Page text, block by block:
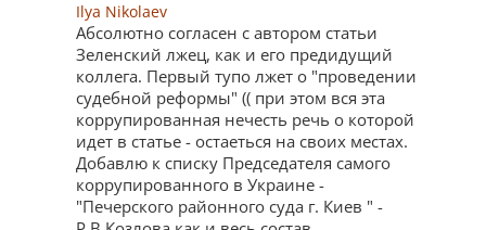
Ilya Nikolaev
Абсолютно согласен с автором статьи
Зеленский лжец, как и его предидущий
коллега. Первый тупо лжет о "проведении
судебной реформы" (( при этом вся эта
коррупированная нечесть речь о которой
идет в статье - остаеться на своих местах.
Добавлю к списку Председателя самого
коррупированного в Украине -
"Печерского районного суда г. Киев " -